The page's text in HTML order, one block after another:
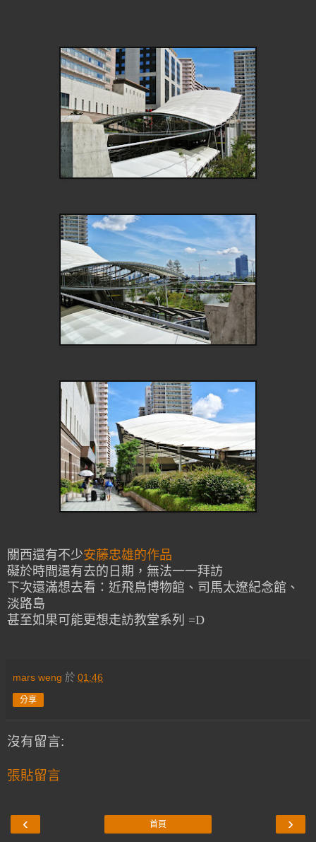
關西還有不少安藤忠雄的作品
礙於時間還有去的日期，無法一一拜訪
下次還滿想去看：近飛鳥博物館、司馬太遼紀念館、
淡路島
甚至如果可能更想走訪教堂系列 =D
mars weng 於 01:46
分享
沒有留言:
張貼留言
‹ ›
首頁